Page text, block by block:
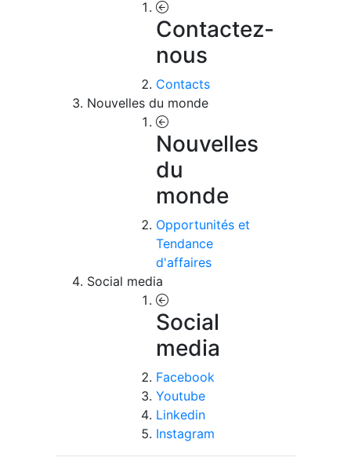
Contactez-
nous
Contacts
Nouvelles du monde
Nouvelles
du
monde
Opportunités et
Tendance
d'affaires
Social media
Social
media
Facebook
Youtube
Linkedin
Instagram